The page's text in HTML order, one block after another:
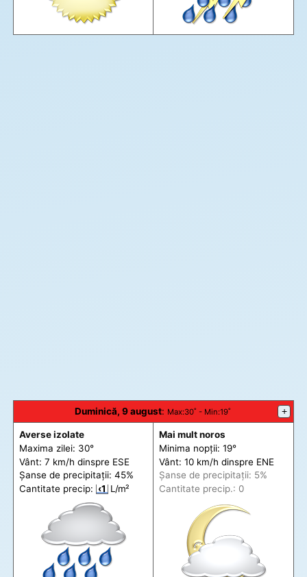
Duminică, 9 august: Max:30˚ - Min:19˚ +
Averse izolate
Maxima zilei: 30°
Vânt: 7 km/h dinspre ESE
Șanse de precipitații: 45%
Cantitate precip: ‹1 L/m²
Mai mult noros
Minima nopții: 19°
Vânt: 10 km/h dinspre ENE
Șanse de precipitații: 5%
Cantitate precip.: 0